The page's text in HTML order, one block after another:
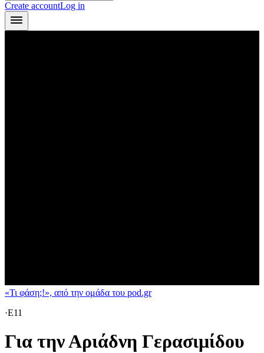
Create accountLog in
«Τι φάση;!», από την ομάδα του pod.gr
·E11
Για την Αριάδνη Γερασιμίδου